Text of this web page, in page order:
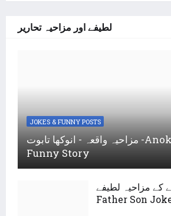
لطیفے اور مزاحیہ تحاریر
JOKES & FUNNY POSTS
مزاحیہ واقعہ - انوکھا تابوت -Anokha Taboot -
Funny Story
کے مزاحیہ لطیفے -
Father Son